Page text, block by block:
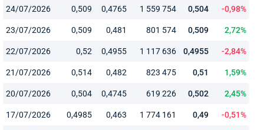
24/07/2026 0,509 0,4765 1 559 754 0,504 -0,98%
23/07/2026 0,509 0,481 801 574 0,509 2,72%
22/07/2026 0,52 0,4955 1 117 636 0,4955 -2,84%
21/07/2026 0,514 0,482 823 475 0,51 1,59%
20/07/2026 0,504 0,4745 619 226 0,502 2,45%
17/07/2026 0,4985 0,463 1 774 161 0,49 -0,51%